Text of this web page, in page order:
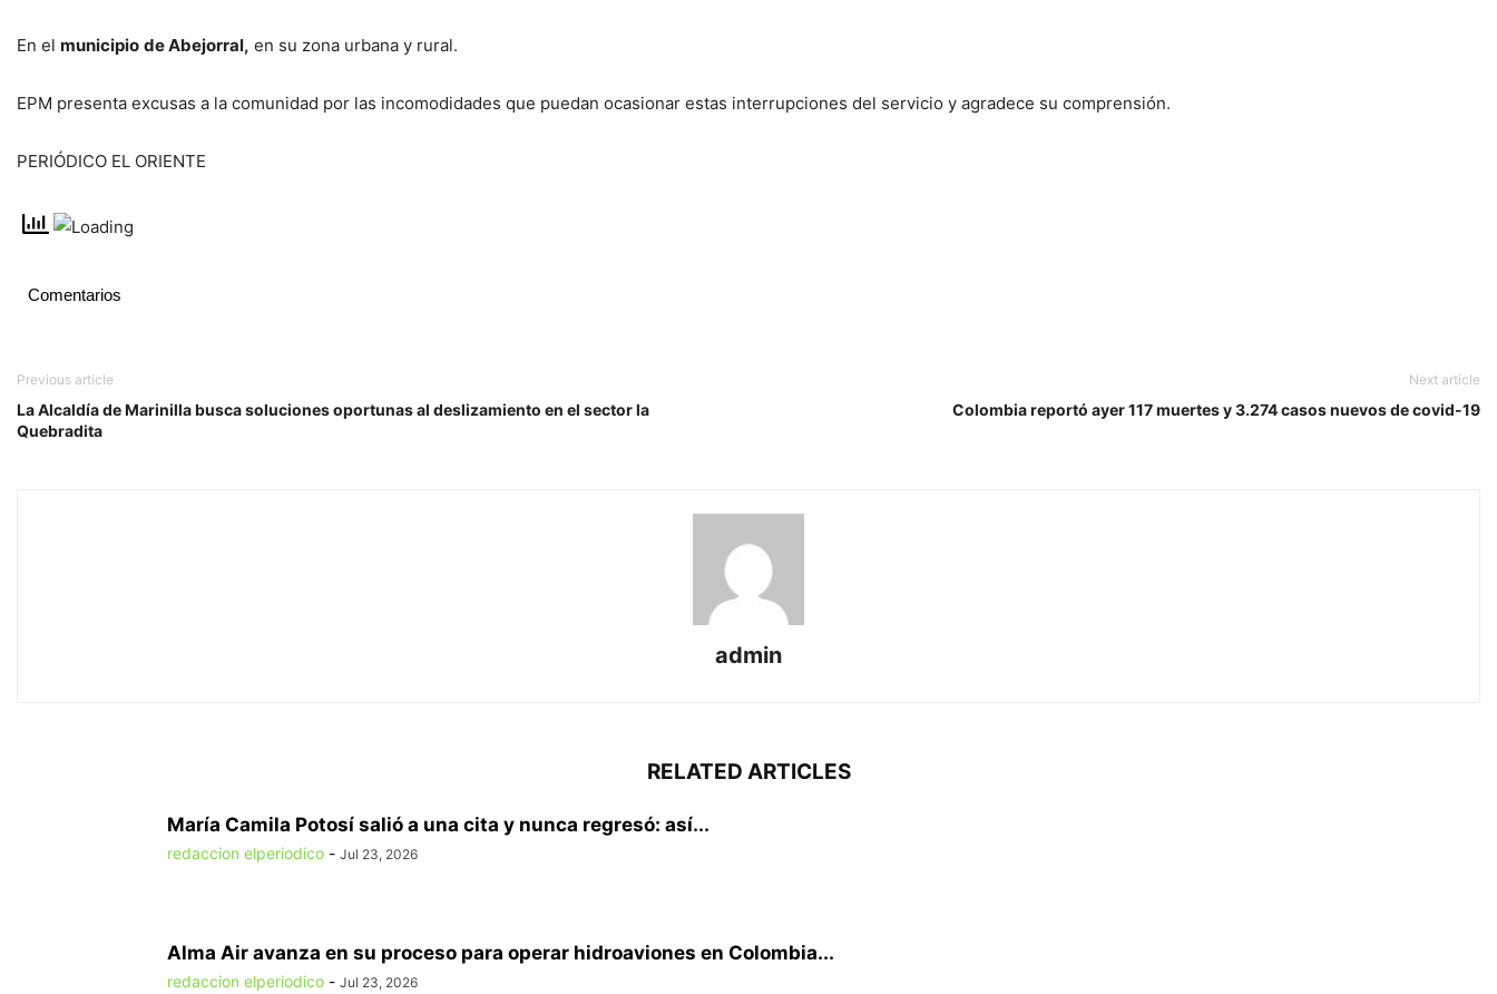
En el municipio de Abejorral, en su zona urbana y rural.
EPM presenta excusas a la comunidad por las incomodidades que puedan ocasionar estas interrupciones del servicio y agradece su comprensión.
PERIÓDICO EL ORIENTE
Comentarios
Previous article
La Alcaldía de Marinilla busca soluciones oportunas al deslizamiento en el sector la
Quebradita
Next article
Colombia reportó ayer 117 muertes y 3.274 casos nuevos de covid-19
admin
RELATED ARTICLES
María Camila Potosí salió a una cita y nunca regresó: así...
redaccion elperiodico - Jul 23, 2026
Alma Air avanza en su proceso para operar hidroaviones en Colombia...
redaccion elperiodico - Jul 23, 2026